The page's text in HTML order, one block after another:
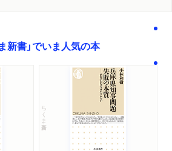
新書」でいま人気の本
ちくま新書